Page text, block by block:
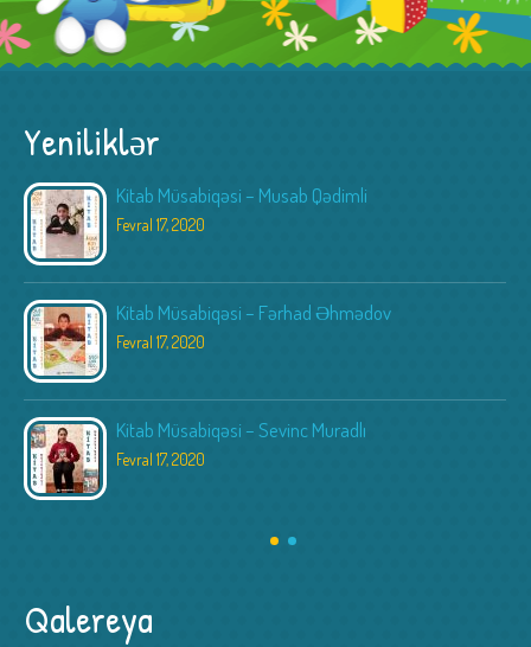
Yeniliklər
Kitab Müsabiqəsi – Musab Qədimli
Fevral 17, 2020
Kitab Müsabiqəsi – Fərhad Əhmədov
Fevral 17, 2020
Kitab Müsabiqəsi – Sevinc Muradlı
Fevral 17, 2020
Qalereya